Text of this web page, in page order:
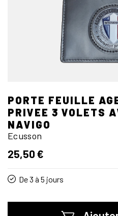
PORTE FEUILLE
PRIVEE 3 VOLETS
NAVIGO
Ecusson
25,50 €
De 3 à 5 jours